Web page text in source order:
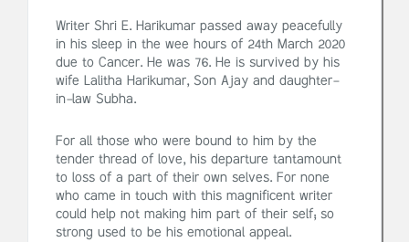
Writer Shri E. Harikumar passed away peacefully
in his sleep in the wee hours of 24th March 2020
due to Cancer. He was 76. He is survived by his
wife Lalitha Harikumar, Son Ajay and daughter-
in-law Subha.
For all those who were bound to him by the
tender thread of love, his departure tantamount
to loss of a part of their own selves. For none
who came in touch with this magnificent writer
could help not making him part of their self; so
strong used to be his emotional appeal.